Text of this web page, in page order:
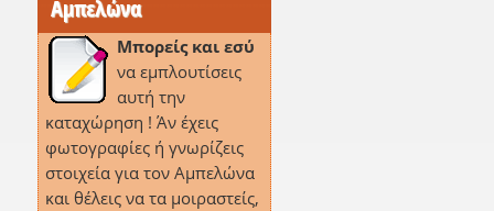
Αμπελώνα
Μπορείς και εσύ
να εμπλουτίσεις
αυτή την
καταχώρηση ! Άν έχεις
φωτογραφίες ή γνωρίζεις
στοιχεία για τον Αμπελώνα
και θέλεις να τα μοιραστείς,